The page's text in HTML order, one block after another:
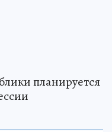
планируется